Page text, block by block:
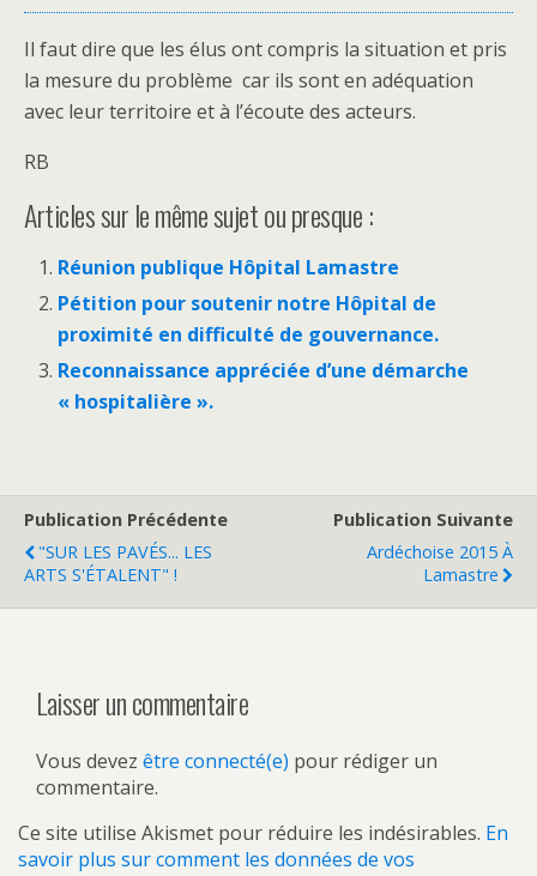
Il faut dire que les élus ont compris la situation et pris
la mesure du problème car ils sont en adéquation
avec leur territoire et à l’écoute des acteurs.
RB
Articles sur le même sujet ou presque :
Réunion publique Hôpital Lamastre
Pétition pour soutenir notre Hôpital de
proximité en difficulté de gouvernance.
Reconnaissance appréciée d’une démarche
« hospitalière ».
Publication Précédente
"SUR LES PAVÉS... LES
ARTS S'ÉTALENT" !
Publication Suivante
Ardéchoise 2015 À
Lamastre
Laisser un commentaire
Vous devez être connecté(e) pour rédiger un
commentaire.
Ce site utilise Akismet pour réduire les indésirables. En
savoir plus sur comment les données de vos